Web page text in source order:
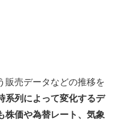
販売データなどの推移を
系列によって変化するデ
株価や為替レート、気象